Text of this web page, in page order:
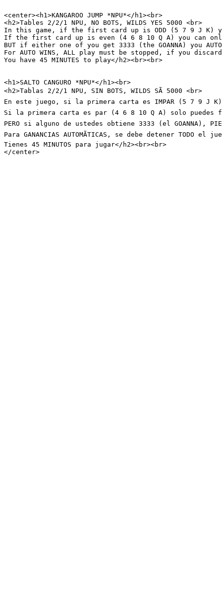
<center><h1>KANGAROO JUMP *NPU*</h1><br>
<h2>Tables 2/2/1 NPU, NO BOTS, WILDS YES 5000 <br>
In this game, if the first card up is ODD (5 7 9 J K)
If the first card up is even (4 6 8 10 Q A) you can only
BUT if either one of you get 3333 (the GOANNA) you
For AUTO WINS, ALL play must be stopped, if you
You have 45 MINUTES to play</h2><br><br>
<h1>SALTO CANGURO *NPU*</h1><br>
<h2>Tablas 2/2/1 NPU, SIN BOTS, WILDS SÃ 5000 <br>
En este juego, si la primera carta es IMPAR (5 7 9 J K),
Si la primera carta es par (4 6 8 10 Q A) solo puedes
PERO si alguno de ustedes obtiene 3333 (el GOANNA),
Para GANANCIAS AUTOMÃTICAS, se debe detener TODO
Tienes 45 MINUTOS para jugar</h2><br><br>
</center>